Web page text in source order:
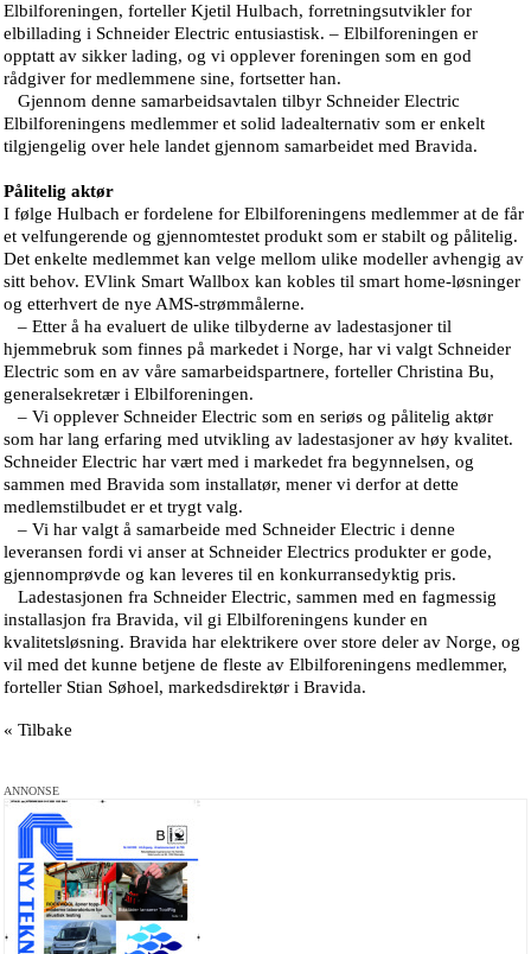
Elbilforeningen, forteller Kjetil Hulbach, forretningsutvikler for
elbillading i Schneider Electric entusiastisk. – Elbilforeningen er
opptatt av sikker lading, og vi opplever foreningen som en god
rådgiver for medlemmene sine, fortsetter han.
Gjennom denne samarbeidsavtalen tilbyr Schneider Electric
Elbilforeningens medlemmer et solid ladealternativ som er enkelt
tilgjengelig over hele landet gjennom samarbeidet med Bravida.
Pålitelig aktør
I følge Hulbach er fordelene for Elbilforeningens medlemmer at de får
et velfungerende og gjennomtestet produkt som er stabilt og pålitelig.
Det enkelte medlemmet kan velge mellom ulike modeller avhengig av
sitt behov. EVlink Smart Wallbox kan kobles til smart home-løsninger
og etterhvert de nye AMS-strømmålerne.
– Etter å ha evaluert de ulike tilbyderne av ladestasjoner til
hjemmebruk som finnes på markedet i Norge, har vi valgt Schneider
Electric som en av våre samarbeidspartnere, forteller Christina Bu,
generalsekretær i Elbilforeningen.
– Vi opplever Schneider Electric som en seriøs og pålitelig aktør
som har lang erfaring med utvikling av ladestasjoner av høy kvalitet.
Schneider Electric har vært med i markedet fra begynnelsen, og
sammen med Bravida som installatør, mener vi derfor at dette
medlemstilbudet er et trygt valg.
– Vi har valgt å samarbeide med Schneider Electric i denne
leveransen fordi vi anser at Schneider Electrics produkter er gode,
gjennomprøvde og kan leveres til en konkurransedyktig pris.
Ladestasjonen fra Schneider Electric, sammen med en fagmessig
installasjon fra Bravida, vil gi Elbilforeningens kunder en
kvalitetsløsning. Bravida har elektrikere over store deler av Norge, og
vil med det kunne betjene de fleste av Elbilforeningens medlemmer,
forteller Stian Søhoel, markedsdirektør i Bravida.
« Tilbake
ANNONSE